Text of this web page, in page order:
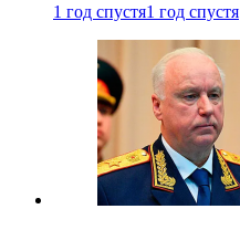
1 год спустя1 год спустя